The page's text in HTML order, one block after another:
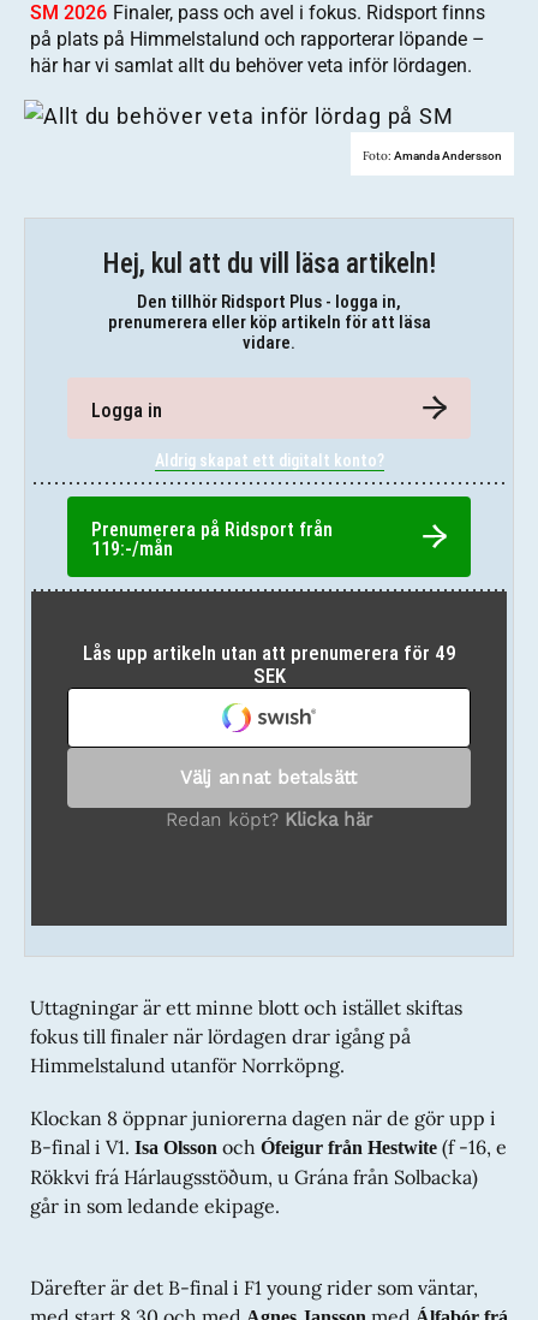
SM 2026 Finaler, pass och avel i fokus. Ridsport finns
på plats på Himmelstalund och rapporterar löpande –
här har vi samlat allt du behöver veta inför lördagen.
Foto: Amanda Andersson
Hej, kul att du vill läsa artikeln!
Den tillhör Ridsport Plus - logga in,
prenumerera eller köp artikeln för att läsa
vidare.
Logga in
Aldrig skapat ett digitalt konto?
Prenumerera på Ridsport från
119:-/mån
Uttagningar är ett minne blott och istället skiftas
fokus till finaler när lördagen drar igång på
Himmelstalund utanför Norrköpng.
Klockan 8 öppnar juniorerna dagen när de gör upp i
B-final i V1. Isa Olsson och Ófeigur från Hestwite (f -16, e
Rökkvi frá Hárlaugsstöðum, u Grána från Solbacka)
går in som ledande ekipage.
Därefter är det B-final i F1 young rider som väntar,